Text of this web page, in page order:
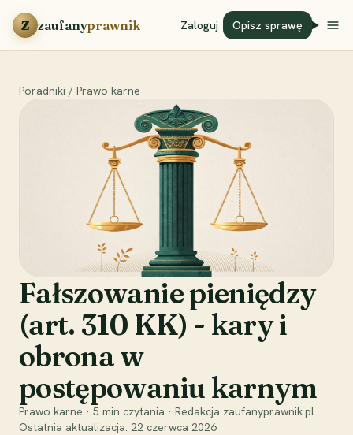
Przejdź do treści
Z zaufanyprawnik Zaloguj Opisz sprawę
Poradniki / Prawo karne
Fałszowanie pieniędzy
(art. 310 KK) - kary i
obrona w
postępowaniu karnym
Prawo karne · 5 min czytania · Redakcja zaufanyprawnik.pl
Ostatnia aktualizacja: 22 czerwca 2026